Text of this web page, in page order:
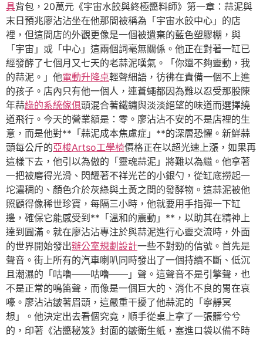
具背包，20萬元《宇宙水餃與終極醬料師》第一章：蒜泥與
末日預兆廖沾沾坐在他那間被稱為「宇宙水餃中心」的店
裡，但這間店的外觀更像是一個被遺棄的藍色塑膠棚，與
「宇宙」或「中心」這兩個詞毫無關係。他正在對著一缸已
經發酵了七個月又七天的老蒜泥嘆氣。「你還不夠靈動，我
的蒜泥。」他電動升降桌輕聲細語，彷彿在責備一個不上進
的孩子。店內只有他一個人，連蒼蠅都因為難以忍受那股陳
年蒜綠的系統傢俱頭混合著鐵鏽與淡淡絕望的味道而選擇繞
道飛行。今天的營業額是：零。廖沾沾不安的不是店裡的生
意，而是他對**「蒜泥成本焦慮症」**的深層恐懼。新鮮蒜
頭每公斤的亞梭Artso工學椅價格正在以超光速上漲，如果再
這樣下去，他引以為傲的「靈魂蒜泥」將難以為繼。他拿著
一把被磨得光滑、閃耀著不祥光芒的小銀勺，從缸底撈起一
坨濃稠的、顏色介於灰綠與土黃之間的發酵物。這蒜泥被他
照顧得像稀世珍寶，每隔三小時，他就要用手指彈一下缸
邊，確保它能感受到**「溫和的震動」**，以助其在精神上
達到圓滿。就在廖沾沾專注於與蒜泥進行心靈交流時，外面
的世界開始發出辦公室規劃設計一些不對勁的信號。首先是
聲音。街上所有的汽車喇叭同時發出了一個持續不斷、低沉
且潮濕的「咕嚕——咕嚕——」聲。這聲音不是引擎聲，也
不是正常的鳴笛聲，而像是一個巨大的、消化不良的胃在哀
嚎。廖沾沾皺著眉頭，這嚴重干擾了他蒜泥的「寧靜冥
想」。他決定出去看個究竟，順手從桌上拿了一張髒兮兮
的，印著《沾醬秘笈》封面的皺衛生紙，塞進口袋以備不時